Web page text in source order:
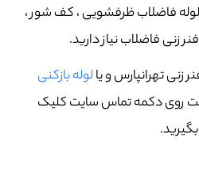
فاضلاب ظرفشویی ، کف شور ،
زنی فاضلاب نیاز دارید.
زنی تهرانپارس و یالوله بازکنی
روی دکمه تماس سایت کلیک